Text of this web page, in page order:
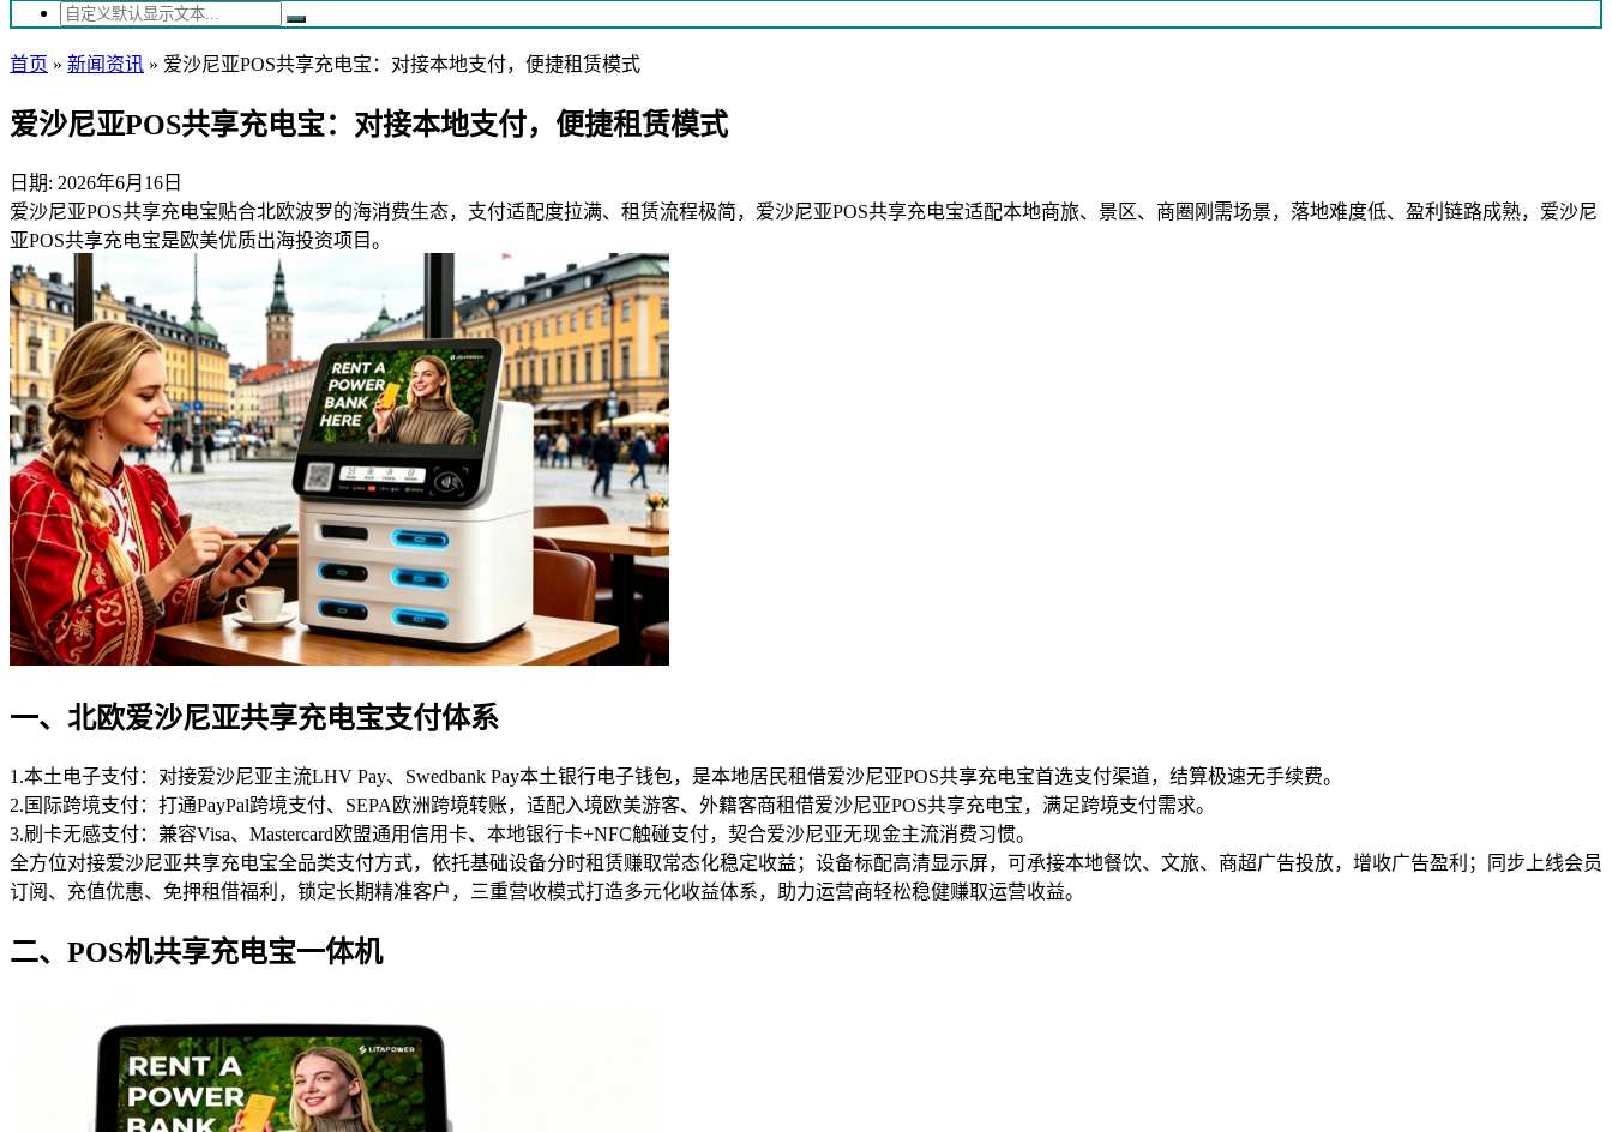
首页 » 新闻资讯 » 爱沙尼亚POS共享充电宝：对接本地支付，便捷租赁模式
爱沙尼亚POS共享充电宝：对接本地支付，便捷租赁模式
日期: 2026年6月16日
爱沙尼亚POS共享充电宝贴合北欧波罗的海消费生态，支付适配度拉满、租赁流程极简，爱沙尼亚POS共享充电宝适配本地商旅、景区、商圈刚需场景，落地难度低、盈利链路成熟，爱沙尼
亚POS共享充电宝是欧美优质出海投资项目。
一、北欧爱沙尼亚共享充电宝支付体系
1.本土电子支付：对接爱沙尼亚主流LHV Pay、Swedbank Pay本土银行电子钱包，是本地居民租借爱沙尼亚POS共享充电宝首选支付渠道，结算极速无手续费。
2.国际跨境支付：打通PayPal跨境支付、SEPA欧洲跨境转账，适配入境欧美游客、外籍客商租借爱沙尼亚POS共享充电宝，满足跨境支付需求。
3.刷卡无感支付：兼容Visa、Mastercard欧盟通用信用卡、本地银行卡+NFC触碰支付，契合爱沙尼亚无现金主流消费习惯。
全方位对接爱沙尼亚共享充电宝全品类支付方式，依托基础设备分时租赁赚取常态化稳定收益；设备标配高清显示屏，可承接本地餐饮、文旅、商超广告投放，增收广告盈利；同步上线会员
订阅、充值优惠、免押租借福利，锁定长期精准客户，三重营收模式打造多元化收益体系，助力运营商轻松稳健赚取运营收益。
二、POS机共享充电宝一体机